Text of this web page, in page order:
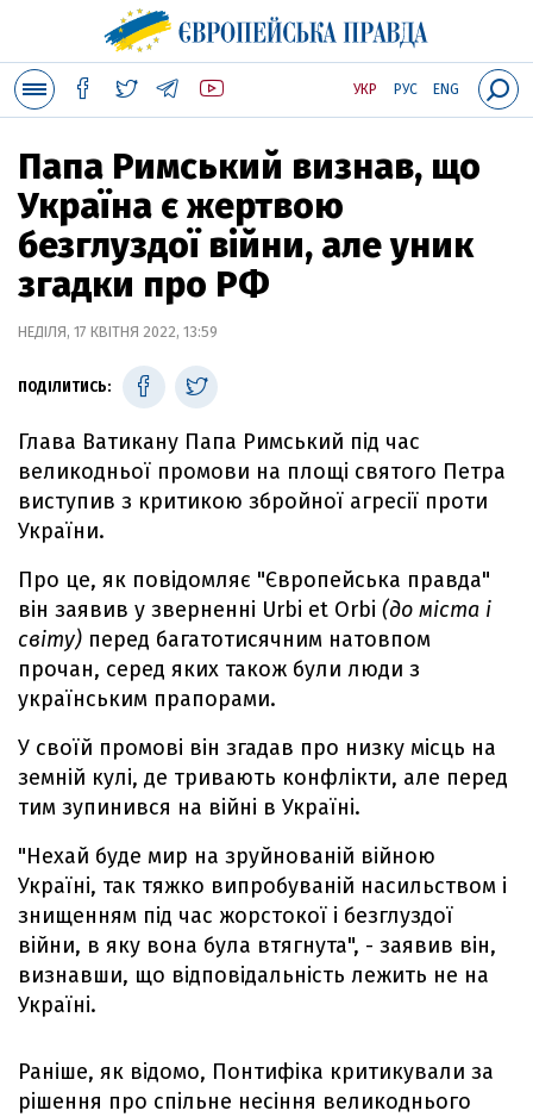
УКР РУС ENG
Папа Римський визнав, що
Україна є жертвою
безглуздої війни, але уник
згадки про РФ
НЕДІЛЯ, 17 КВІТНЯ 2022, 13:59
ПОДІЛИТИСЬ:
Глава Ватикану Папа Римський під час
великодньої промови на площі святого Петра
виступив з критикою збройної агресії проти
України.
Про це, як повідомляє "Європейська правда"
він заявив у зверненні Urbi et Orbi (до міста і
світу) перед багатотисячним натовпом
прочан, серед яких також були люди з
українським прапорами.
У своїй промові він згадав про низку місць на
земній кулі, де тривають конфлікти, але перед
тим зупинився на війні в Україні.
"Нехай буде мир на зруйнованій війною
Україні, так тяжко випробуваній насильством і
знищенням під час жорстокої і безглуздої
війни, в яку вона була втягнута", - заявив він,
визнавши, що відповідальність лежить не на
Україні.
Раніше, як відомо, Понтифіка критикували за
рішення про спільне несіння великоднього